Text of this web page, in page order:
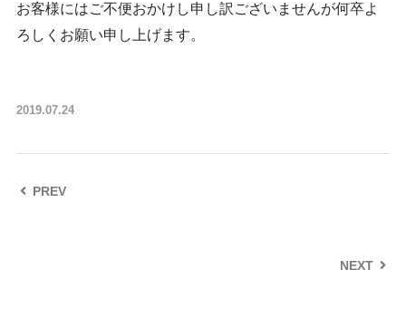
お客様にはご不便おかけし申し訳ございませんが何卒よ
ろしくお願い申し上げます。
2019.07.24
PREV
NEXT